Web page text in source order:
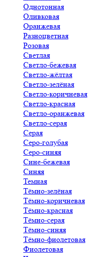
Однотонная
Оливковая
Оранжевая
Разноцветная
Розовая
Светлая
Светло-бежевая
Светло-жёлтая
Светло-зелёная
Светло-коричневая
Светло-красная
Светло-оранжевая
Светло-серая
Серая
Серо-голубая
Серо-синяя
Сине-бежевая
Синяя
Темная
Тёмно-зелёная
Тёмно-коричневая
Тёмно-красная
Тёмно-серая
Тёмно-синяя
Тёмно-фиолетовая
Фиолетовая